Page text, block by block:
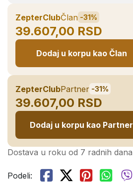
ZepterClubČlan -31%
39.607,00 RSD
Dodaj u korpu kao Član
ZepterClubPartner -31%
39.607,00 RSD
Dodaj u korpu kao Partner
Dostava u roku od 7 radnih dana
Podeli: